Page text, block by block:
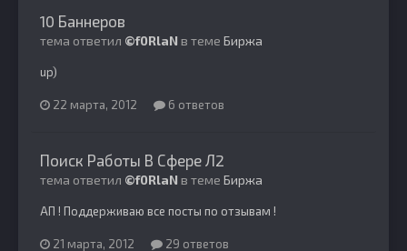
10 Баннеров
тема ответил ©f0RlaN в теме Биржа
up)
22 марта, 2012 6 ответов
Поиск Работы В Сфере Л2
тема ответил ©f0RlaN в теме Биржа
АП ! Поддерживаю все посты по отзывам !
21 марта, 2012 29 ответов